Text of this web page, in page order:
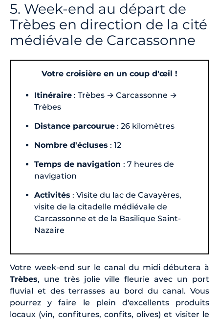
5. Week-end au départ de
Trèbes en direction de la cité
médiévale de Carcassonne
Votre croisière en un coup d'œil !
Itinéraire : Trèbes → Carcassonne →
Trèbes
Distance parcourue : 26 kilomètres
Nombre d'écluses : 12
Temps de navigation: 7 heures de
navigation
Activités : Visite du lac de Cavayères,
visite de la citadelle médiévale de
Carcassonne et de la Basilique Saint-
Nazaire
Votre week-end sur le canal du midi débutera à
Trèbes, une très jolie ville fleurie avec un port
fluvial et des terrasses au bord du canal. Vous
pourrez y faire le plein d'excellents produits
locaux (vin, confitures, confits, olives) et visiter le